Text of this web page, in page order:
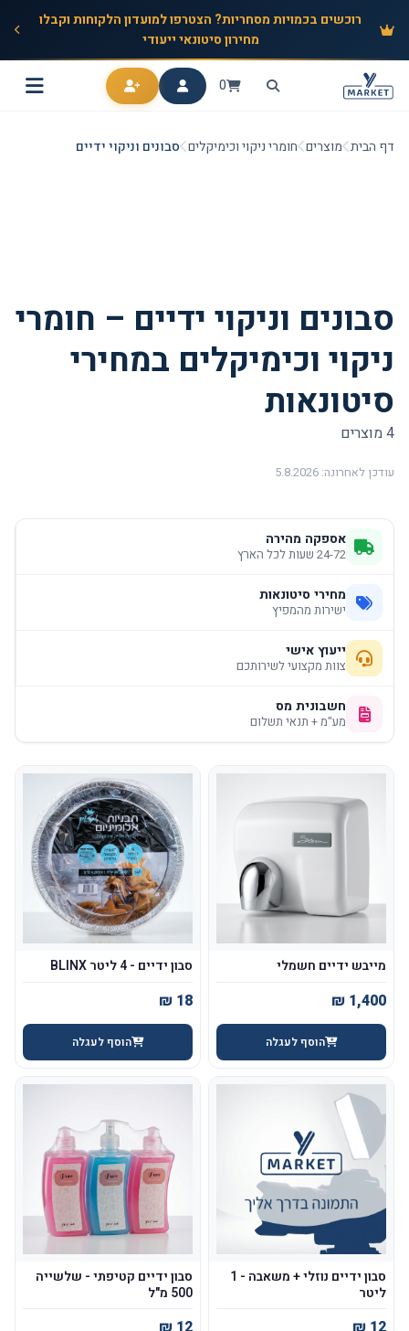
רוכשים בכמויות מסחריות? הצטרפו למועדון הלקוחות וקבלו
מחירון סיטונאי ייעודי
0
דף הבית מוצרים חומרי ניקוי וכימיקלים סבונים וניקוי ידיים
סבונים וניקוי ידיים – חומרי
ניקוי וכימיקלים במחירי
סיטונאות
4 מוצרים
עודכן לאחרונה: 5.8.2026
אספקה מהירה
24-72 שעות לכל הארץ
מחירי סיטונאות
ישירות מהמפיץ
ייעוץ אישי
צוות מקצועי לשירותכם
חשבונית מס
מע"מ + תנאי תשלום
מייבש ידיים חשמלי
הוסף לעגלה
סבון ידיים - 4 ליטר BLINX
הוסף לעגלה
סבון ידיים נוזלי + משאבה - 1
ליטר
סבון ידיים קטיפתי - שלשייה
500 מ"ל